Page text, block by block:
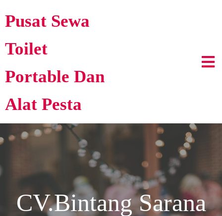
Pusat Sewa
Toilet
Portable Dan
Alat Pesta
CV.Bintang Sarana